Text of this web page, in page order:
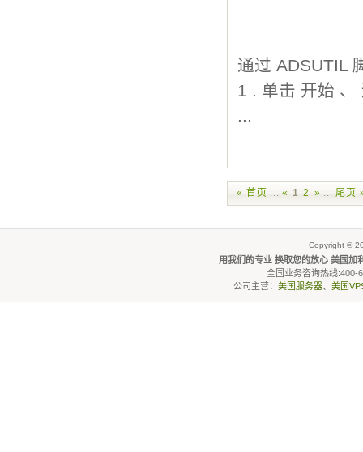
通过 ADSUTIL
1 . 单击 开始
...
« 首页 ... « 1 2 » ... 尾页
Copyright ©
用我们的专业 换取您的放心 美国
全国业务咨询热线:400-
公司主营： 美国服务器、 美国